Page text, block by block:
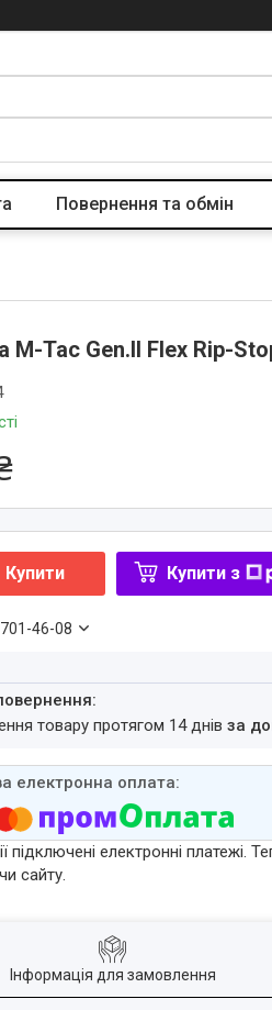
Повернення та обмін
M-Tac Gen.II Flex Rip-
Купити Купити з
46-08
товару протягом 14 днівза
підключені електронні платежі.
сайту.
Інформація для замовлення